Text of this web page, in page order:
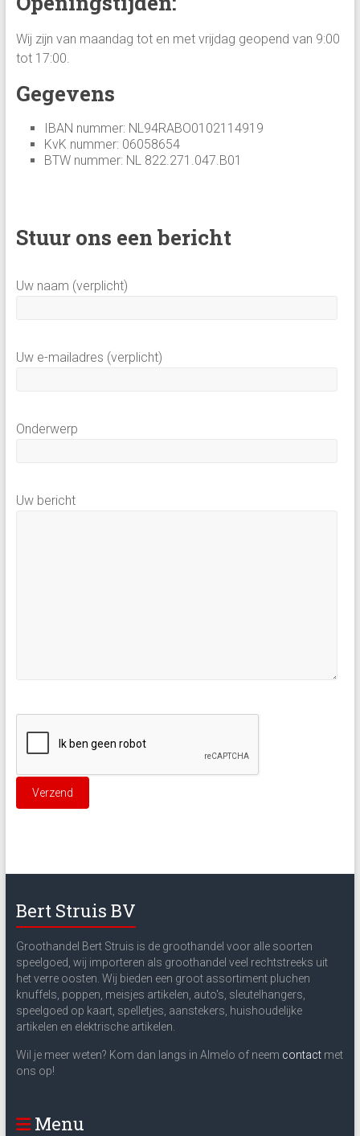
Wij zijn van maandag tot en met vrijdag geopend van 9:00
tot 17:00.
Gegevens
IBAN nummer: NL94RABO0102114919
KvK nummer: 06058654
BTW nummer: NL 822.271.047.B01
Stuur ons een bericht
Uw naam (verplicht)
Uw e-mailadres (verplicht)
Onderwerp
Uw bericht
Bert Struis BV
Groothandel Bert Struis is de groothandel voor alle soorten
speelgoed, wij importeren als groothandel veel rechtstreeks uit
het verre oosten. Wij bieden een groot assortiment pluchen
knuffels, poppen, meisjes artikelen, auto's, sleutelhangers,
speelgoed op kaart, spelletjes, aanstekers, huishoudelijke
artikelen en elektrische artikelen.
Wil je meer weten? Kom dan langs in Almelo of neem contactmet
ons op!
Menu